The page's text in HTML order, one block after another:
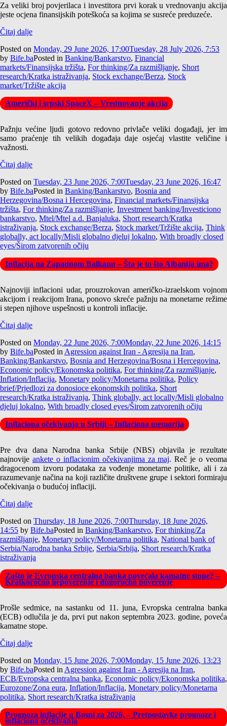
Za veliki broj povjerilaca i investitora prvi korak u vrednovanju akcija
jeste ocjena finansijskih poteškoća sa kojima se susreće preduzeće.
Čitaj dalje
Posted on Monday, 29 June 2026, 17:00Tuesday, 28 July 2026, 7:53
by Bife.baPosted in Banking/Bankarstvo, Financial
markets/Finansijska tržišta, For thinking/Za razmišljanje, Short
research/Kratka istraživanja, Stock exchange/Berza, Stock
market/Tržište akcija
Američki i srpski SpaceX – Vrednovanje akcija
Pažnju većine ljudi gotovo redovno privlače veliki događaji, jer im
samo praćenje tih velikih događaja daje osjećaj vlastite veličine i
važnosti.
Čitaj dalje
Posted on Tuesday, 23 June 2026, 7:00Tuesday, 23 June 2026, 16:47
by Bife.baPosted in Banking/Bankarstvo, Bosnia and
Herzegovina/Bosna i Hercegovina, Financial markets/Finansijska
tržišta, For thinking/Za razmišljanje, Investment banking/Investiciono
bankarstvo, Mtel/Mtel a.d. Banjaluka, Short research/Kratka
istraživanja, Stock exchange/Berza, Stock market/Tržište akcija, Think
globally, act locally/Misli globalno djeluj lokalno, With broadly closed
eyes/Širom zatvorenih očiju
Inflacija na Zapadnom Balkanu – Šta je to što Albanija ima?
Najnoviji inflacioni udar, prouzrokovan američko-izraelskom vojnom
akcijom i reakcijom Irana, ponovo skreće pažnju na monetarne režime
i stepen njihove uspešnosti u kontroli inflacije.
Čitaj dalje
Posted on Monday, 22 June 2026, 7:00Monday, 22 June 2026, 14:15
by Bife.baPosted in Agression against Iran - Agresija na Iran,
Banking/Bankarstvo, Bosnia and Herzegovina/Bosna i Hercegovina,
Economic policy/Ekonomska politika, For thinking/Za razmišljanje,
Inflation/Inflacija, Monetary policy/Monetarna politika, Policy
brief/Prjedlozi za donosioce ekonomskih politika, Short
research/Kratka istraživanja, Think globally, act locally/Misli globalno
djeluj lokalno, With broadly closed eyes/Širom zatvorenih očiju
Inflaciona očekivanja u Srbiji – Inflaciona memorija
Pre dva dana Narodna banka Srbije (NBS) objavila je rezultate
najnovije ankete o inflacionim očekivanjima za maj. Reč je o veoma
dragocenom izvoru podataka za vođenje monetarne politike, ali i za
razumevanje načina na koji različite društvene grupe i sektori formiraju
očekivanja o budućoj inflaciji.
Čitaj dalje
Posted on Thursday, 18 June 2026, 7:00Thursday, 18 June 2026,
14:55 by Bife.baPosted in Banking/Bankarstvo, For thinking/Za
razmišljanje, Monetary policy/Monetarna politika, National bank of
Serbia/Narodna banka Srbije, Serbia/Srbija, Short research/Kratka
istraživanja
Zašto je Evropska centralna banka povećala kamatne stope? –
Kratkoročno nepoverenje i dugoročno poverenje
Prošle sedmice, na sastanku od 11. juna, Evropska centralna banka
(ECB) odlučila je da, prvi put nakon septembra 2023. godine, poveća
kamatne stope.
Čitaj dalje
Posted on Monday, 15 June 2026, 7:00Monday, 15 June 2026, 13:23
by Bife.baPosted in Agression against Iran - Agresija na Iran,
ECB/Evropska centralna banka, Economic policy/Ekonomska politika,
Eurozone/Zona eura, Inflation/Inflacija, Monetary policy/Monetarna
politika, Short research/Kratka istraživanja
Prognoza inflacije u Bosni za 2026. – Pretpostavke prognoze i
inflaciona očekivanja